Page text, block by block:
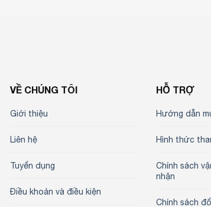
VỀ CHÚNG TÔI
Giới thiệu
Liên hệ
Tuyển dụng
Điều khoản và điều kiện
HỖ TRỢ
Hướng dẫn
Hình thức
Chính sách
nhận
Chính sách